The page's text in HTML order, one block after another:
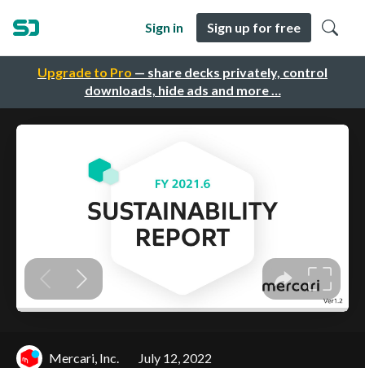
Upgrade to Pro — share decks privately, control
downloads, hide ads and more …
Sign in Sign up for free
Mercari, Inc. July 12, 2022